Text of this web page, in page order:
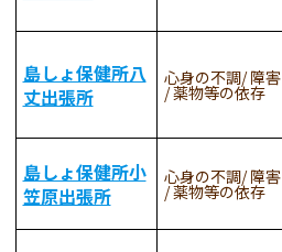
島しょ保健所八
丈出張所
心身の不調 障害
薬物等の依存
島しょ保健所小
笠原出張所
心身の不調 障害
薬物等の依存